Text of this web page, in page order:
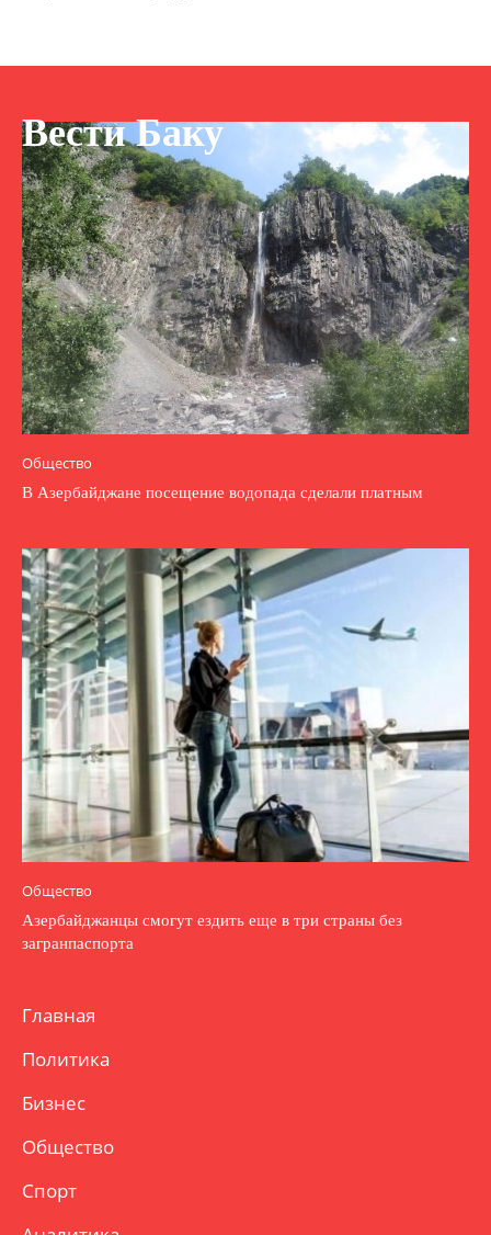
Вести Баку
Общество
В Азербайджане посещение водопада сделали платным
Общество
Азербайджанцы смогут ездить еще в три страны без
загранпаспорта
Главная
Политика
Бизнес
Общество
Спорт